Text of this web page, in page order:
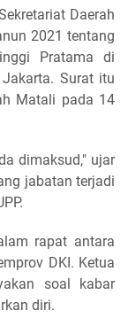
Daerah
2021 tentang
Pratama di
Surat itu
Matali pada 14
dimaksud," ujar
jabatan terjadi
rapat antara
DKI. Ketua
soal kabar
diri.